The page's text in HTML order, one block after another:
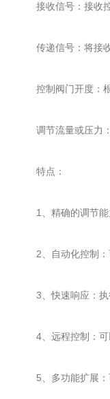
接收信号：接收控
传递信号：将接收
控制阀门开度：根
调节流量或压力：
特点：
1、精确的调节能力
2、自动化控制：可
3、快速响应：执行
4、远程控制：可以
5、多功能扩展：可